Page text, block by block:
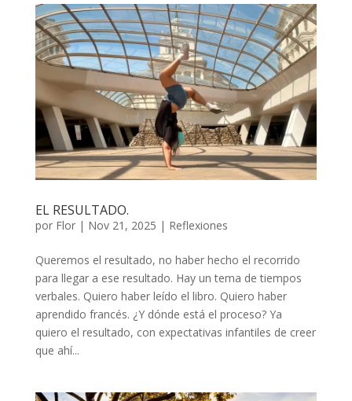
EL RESULTADO.
por Flor| Nov 21, 2025 | Reflexiones
Queremos el resultado, no haber hecho el recorrido
para llegar a ese resultado. Hay un tema de tiempos
verbales. Quiero haber leído el libro. Quiero haber
aprendido francés. ¿Y dónde está el proceso? Ya
quiero el resultado, con expectativas infantiles de creer
que ahí...